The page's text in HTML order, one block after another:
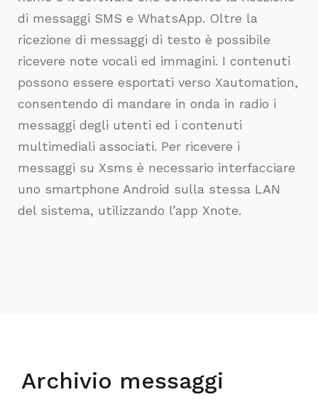
di messaggi SMS e WhatsApp. Oltre la
ricezione di messaggi di testo è possibile
ricevere note vocali ed immagini. I contenuti
possono essere esportati verso Xautomation,
consentendo di mandare in onda in radio i
messaggi degli utenti ed i contenuti
multimediali associati. Per ricevere i
messaggi su Xsms è necessario interfacciare
uno smartphone Android sulla stessa LAN
del sistema, utilizzando l’app Xnote.
Archivio messaggi